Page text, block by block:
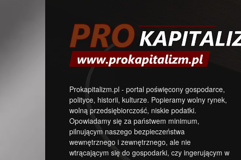
Prokapitalizm.pl - portal poświęcony gospodarce,
polityce, historii, kulturze. Popieramy wolny rynek,
wolną przedsiębiorczość, niskie podatki.
Opowiadamy się za państwem minimum,
pilnującym naszego bezpieczeństwa
wewnętrznego i zewnętrznego, ale nie
wtrącającym się do gospodarki, czy ingerującym w